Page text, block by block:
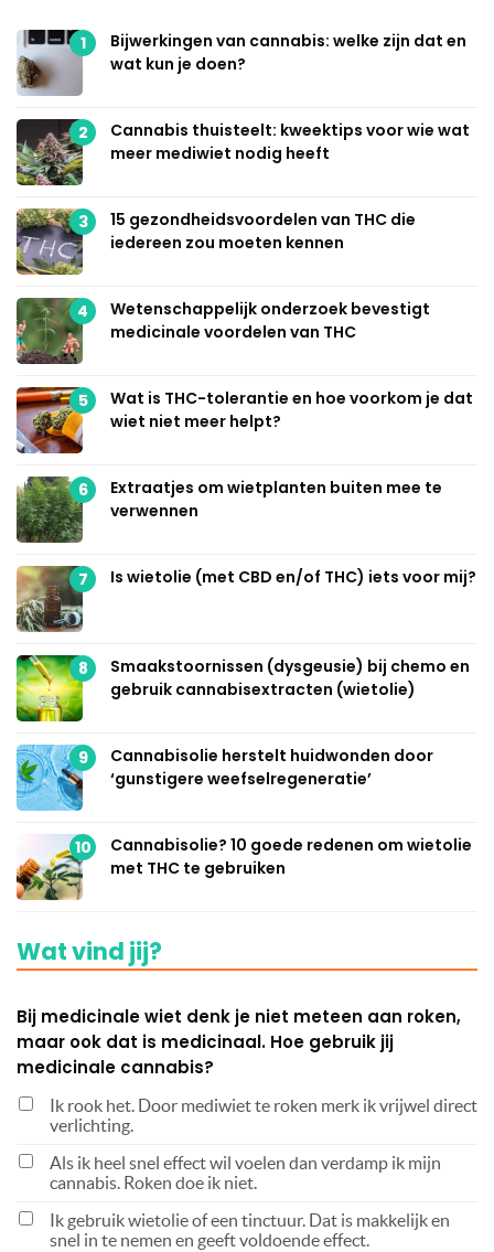
1
Bijwerkingen van cannabis: welke zijn dat en
wat kun je doen?
2
Cannabis thuisteelt: kweektips voor wie wat
meer mediwiet nodig heeft
3
15 gezondheidsvoordelen van THC die
iedereen zou moeten kennen
4
Wetenschappelijk onderzoek bevestigt
medicinale voordelen van THC
5
Wat is THC-tolerantie en hoe voorkom je dat
wiet niet meer helpt?
6
Extraatjes om wietplanten buiten mee te
verwennen
7 Is wietolie (met CBD en/of THC) iets voor mij?
8
Smaakstoornissen (dysgeusie) bij chemo en
gebruik cannabisextracten (wietolie)
9
Cannabisolie herstelt huidwonden door
‘gunstigere weefselregeneratie’
10
Cannabisolie? 10 goede redenen om wietolie
met THC te gebruiken
Wat vind jij?
Bij medicinale wiet denk je niet meteen aan roken,
maar ook dat is medicinaal. Hoe gebruik jij
medicinale cannabis?
Ik rook het. Door mediwiet te roken merk ik vrijwel direct
verlichting.
Als ik heel snel effect wil voelen dan verdamp ik mijn
cannabis. Roken doe ik niet.
Ik gebruik wietolie of een tinctuur. Dat is makkelijk en
snel in te nemen en geeft voldoende effect.